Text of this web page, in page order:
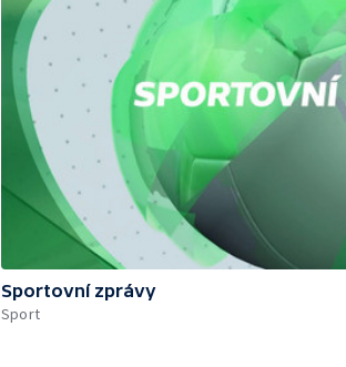
Sportovní zprávy
Sport